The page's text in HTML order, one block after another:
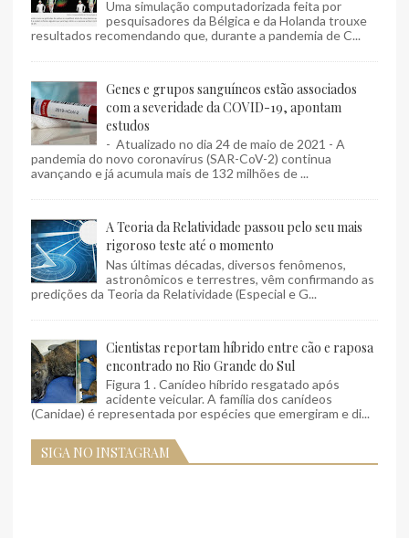
Uma simulação computadorizada feita por
pesquisadores da Bélgica e da Holanda trouxe
resultados recomendando que, durante a pandemia de C...
Genes e grupos sanguíneos estão associados
com a severidade da COVID-19, apontam
estudos
- Atualizado no dia 24 de maio de 2021 - A
pandemia do novo coronavírus (SAR-CoV-2) continua
avançando e já acumula mais de 132 milhões de ...
A Teoria da Relatividade passou pelo seu mais
rigoroso teste até o momento
Nas últimas décadas, diversos fenômenos,
astronômicos e terrestres, vêm confirmando as
predições da Teoria da Relatividade (Especial e G...
Cientistas reportam híbrido entre cão e raposa
encontrado no Rio Grande do Sul
Figura 1 . Canídeo híbrido resgatado após
acidente veicular. A família dos canídeos
(Canidae) é representada por espécies que emergiram e di...
SIGA NO INSTAGRAM